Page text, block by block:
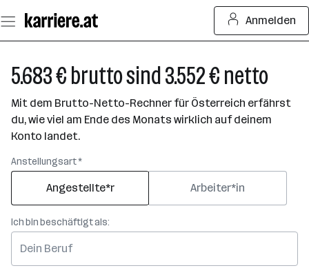
Seiteninhalt
springen
Anmelden
5.683 € brutto sind 3.552 € netto
Mit dem Brutto-Netto-Rechner für Österreich erfährst
du, wie viel am Ende des Monats wirklich auf deinem
Konto landet.
Anstellungsart *
Angestellte*r Arbeiter*in
Ich bin beschäftigt als: